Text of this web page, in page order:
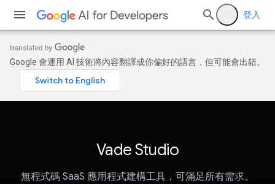
登入
Google 會運用 AI 技術將內容翻譯成你偏好的語言，但可能會出錯。
Vade Studio
無程式碼 SaaS 應用程式建構工具，可滿足所有需求。